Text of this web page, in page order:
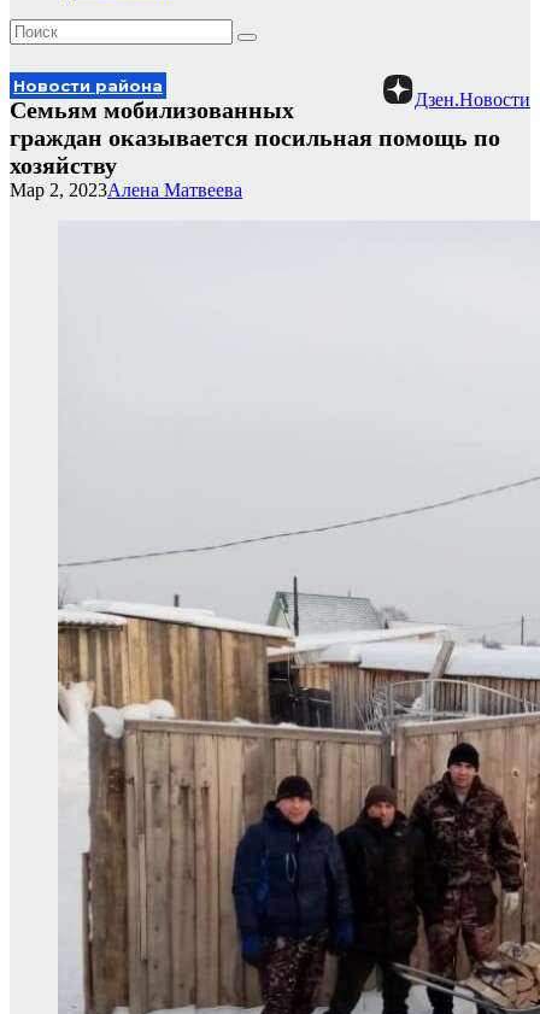
Дзен.Новости
Новости района
Семьям мобилизованных
граждан оказывается посильная помощь по
хозяйству
Алена Матвеева
Мар 2, 2023